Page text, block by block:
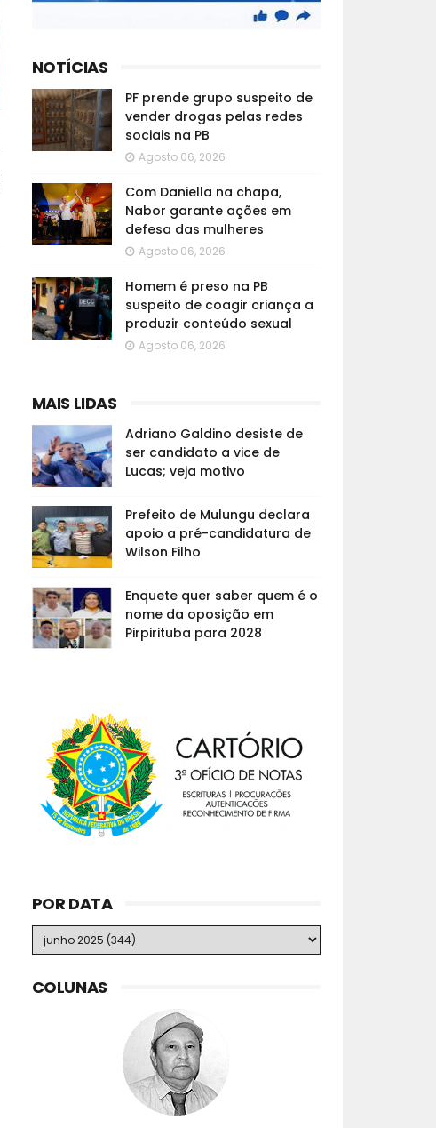
NOTÍCIAS
PF prende grupo suspeito de
vender drogas pelas redes
sociais na PB
Agosto 06, 2026
Com Daniella na chapa,
Nabor garante ações em
defesa das mulheres
Agosto 06, 2026
Homem é preso na PB
suspeito de coagir criança a
produzir conteúdo sexual
Agosto 06, 2026
MAIS LIDAS
Adriano Galdino desiste de
ser candidato a vice de
Lucas; veja motivo
Prefeito de Mulungu declara
apoio a pré-candidatura de
Wilson Filho
Enquete quer saber quem é o
nome da oposição em
Pirpirituba para 2028
POR DATA
COLUNAS